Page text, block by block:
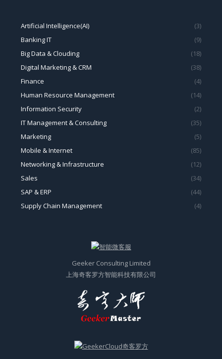
Artificial Intelligence(AI)
(3)
Banking IT
(9)
Big Data & Clouding
(18)
Digital Marketing & CRM
(38)
Finance
(4)
Human Resource Management
(14)
Information Security
(2)
IT Management & Consulting
(35)
Marketing
(5)
Mobile & Internet
(85)
Networking & Infrastructure
(12)
Sales
(34)
SAP & ERP
(44)
Supply Chain Management
(4)
Geeker Consulting Limited
上海奇客罗方智能科技有限公司